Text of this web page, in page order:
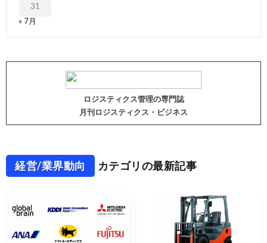
31
« 7月
ロジスティクス管理の専門誌
月刊ロジスティクス・ビジネス
経営/業界動向 カテゴリの最新記事